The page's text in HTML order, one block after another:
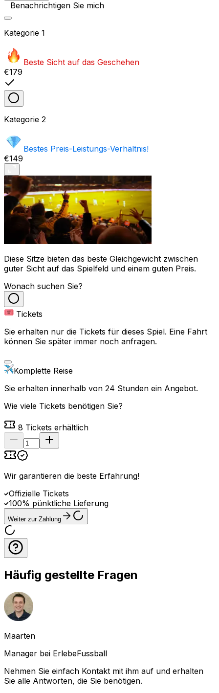
Benachrichtigen Sie mich
Kategorie 1
Beste Sicht auf das Geschehen
€179
Kategorie 2
Bestes Preis-Leistungs-Verhältnis!
€149
Diese Sitze bieten das beste Gleichgewicht zwischen
guter Sicht auf das Spielfeld und einem guten Preis.
Wonach suchen Sie?
Tickets
Sie erhalten nur die Tickets für dieses Spiel. Eine Fahrt
können Sie später immer noch anfragen.
Komplette Reise
Sie erhalten innerhalb von 24 Stunden ein Angebot.
Wie viele Tickets benötigen Sie?
8 Tickets erhältlich
Wir garantieren die beste Erfahrung!
Offizielle Tickets
100% pünktliche Lieferung
Weiter zur Zahlung
Häufig gestellte Fragen
Maarten
Manager bei ErlebeFussball
Nehmen Sie einfach Kontakt mit ihm auf und erhalten
Sie alle Antworten, die Sie benötigen.